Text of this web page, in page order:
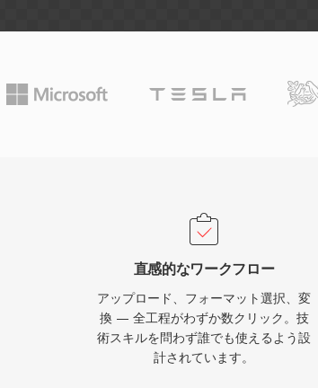
直感的なワークフロー
アップロード、フォーマット選択、変
換 — 全工程がわずか数クリック。技
術スキルを問わず誰でも使えるよう設
計されています。